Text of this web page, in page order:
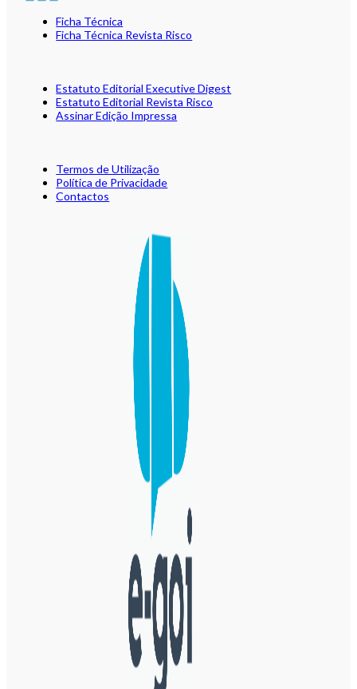
Ficha Técnica
Ficha Técnica Revista Risco
Estatuto Editorial Executive Digest
Estatuto Editorial Revista Risco
Assinar Edição Impressa
Termos de Utilização
Política de Privacidade
Contactos